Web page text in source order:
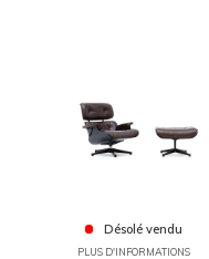
Désolé vendu
PLUS D'INFORMATIONS